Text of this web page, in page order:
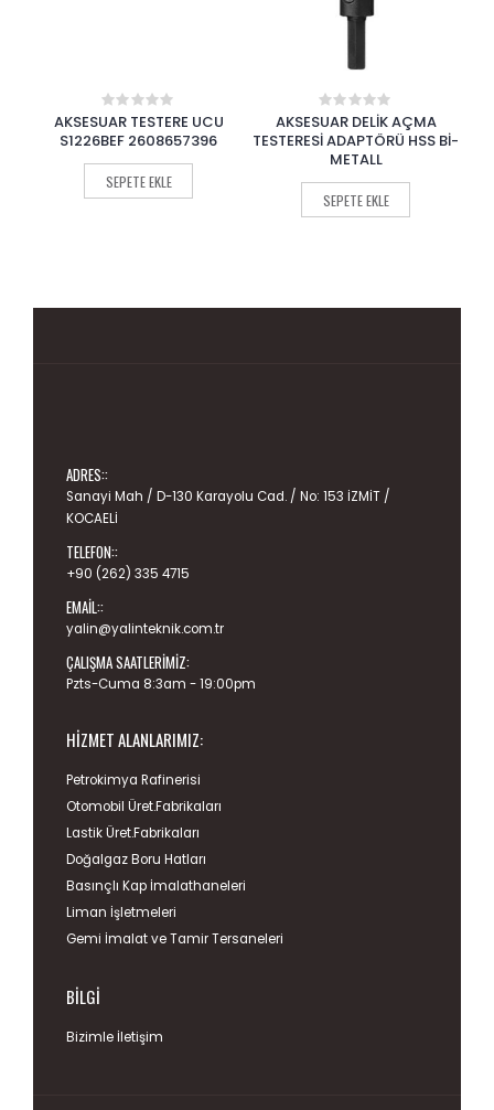
0
out
of
5
AKSESUAR TESTERE UCU
S1226BEF 2608657396
SEPETE EKLE
0
out
of
AKSESUAR DELİK AÇMA
TESTERESİ ADAPTÖRÜ HSS Bİ-
METALL
SEPETE EKLE
ADRES::
Sanayi Mah / D-130 Karayolu Cad. / No: 153 İZMİT /
KOCAELİ
TELEFON::
+90 (262) 335 4715
EMAIL::
yalin@yalinteknik.com.tr
ÇALIŞMA SAATLERIMIZ:
Pzts-Cuma 8:3am - 19:00pm
HIZMET ALANLARIMIZ:
Petrokimya Rafinerisi
Otomobil Üret.Fabrikaları
Lastik Üret.Fabrikaları
Doğalgaz Boru Hatları
Basınçlı Kap İmalathaneleri
Liman İşletmeleri
Gemi İmalat ve Tamir Tersaneleri
BILGI
Bizimle İletişim